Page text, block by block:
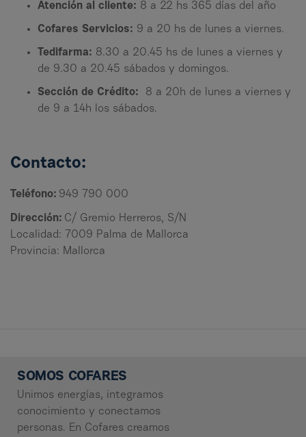
Atención al cliente: 8 a 22 hs 365 días del año
Cofares Servicios: 9 a 20 hs de lunes a viernes.
Tedifarma: 8.30 a 20.45 hs de lunes a viernes y
de 9.30 a 20.45 sábados y domingos.
Sección de Crédito: 8 a 20h de lunes a viernes y
de 9 a 14h los sábados.
Contacto:
Teléfono: 949 790 000
Dirección: C/ Gremio Herreros, S/N
Localidad: 7009 Palma de Mallorca
Provincia: Mallorca
SOMOS COFARES
Unimos energías, integramos
conocimiento y conectamos
personas. En Cofares creamos